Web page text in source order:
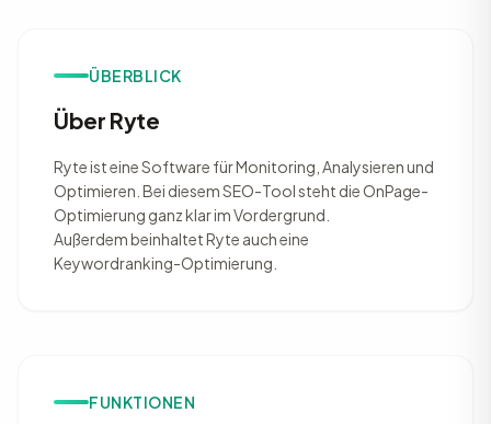
ÜBERBLICK
Über Ryte
Ryte ist eine Software für Monitoring, Analysieren und
Optimieren. Bei diesem SEO-Tool steht die OnPage-
Optimierung ganz klar im Vordergrund.
Außerdem beinhaltet Ryte auch eine
Keywordranking-Optimierung.
FUNKTIONEN